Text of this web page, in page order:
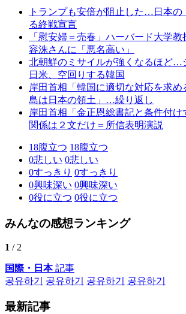
トランプも安倍が阻止した…日本の
る終戦宣言
「慰安婦＝売春」ハーバード大学
容洙さんに「悪名高い」
北朝鮮のミサイルが強くなるほど…
日米、空回りする韓国
岸田首相「韓国に適切な対応を求
島は日本の領土」…繰り返し
岸田首相「金正恩総書記と条件付
関係は２文だけ＝所信表明演説
18腹立つ 18腹立つ
0悲しい 0悲しい
0すっきり 0すっきり
0興味深い 0興味深い
0役に立つ 0役に立つ
みんなの感想ランキング
1 / 2
国際・日本記事
공유하기
공유하기 공유하기 공유하기
最新記事